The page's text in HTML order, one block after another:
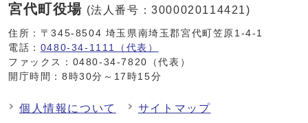
宮代町役場 (法人番号：3000020114421)
住所：〒345-8504 埼玉県南埼玉郡宮代町笠原1-4-1
電話： 0480-34-1111（代表）
ファックス：0480-34-7820（代表）
開庁時間：8時30分～17時15分
個人情報について サイトマップ